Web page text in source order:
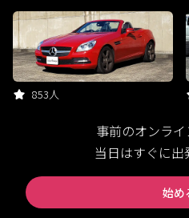
853人
事前のオンラ
当日はすぐに
始め